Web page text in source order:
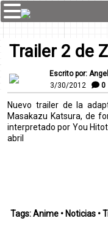
Trailer 2 de
Escrito por:
3/30/2012
0
Nuevo trailer de la
Masakazu Katsura, de
interpretado por You
abril
Tags:Anime • Noticias •